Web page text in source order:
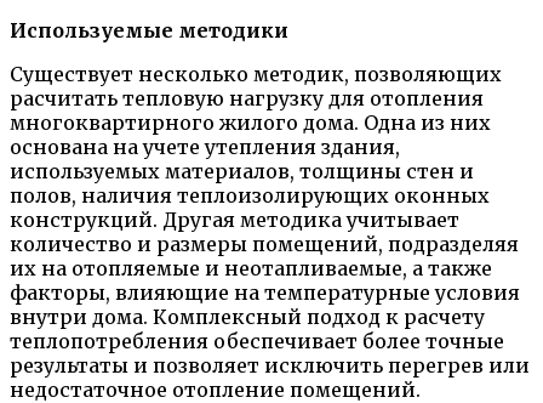
Используемые методики
Существует несколько методик, позволяющих
расчитать тепловую нагрузку для отопления
многоквартирного жилого дома. Одна из них
основана на учете утепления здания,
используемых материалов, толщины стен и
полов, наличия теплоизолирующих оконных
конструкций. Другая методика учитывает
количество и размеры помещений, подразделяя
их на отопляемые и неотапливаемые, а также
факторы, влияющие на температурные условия
внутри дома. Комплексный подход к расчету
теплопотребления обеспечивает более точные
результаты и позволяет исключить перегрев или
недостаточное отопление помещений.